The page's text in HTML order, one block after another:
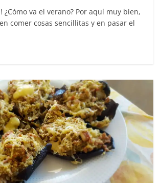
¿Cómo va el verano? Por aquí muy bien,
comer cosas sencillitas y en pasar el